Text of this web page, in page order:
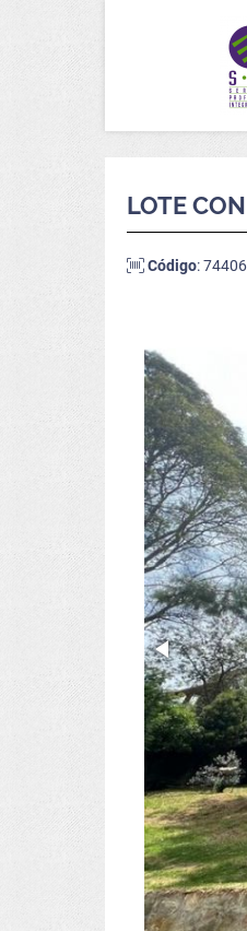
LOTE
Código: